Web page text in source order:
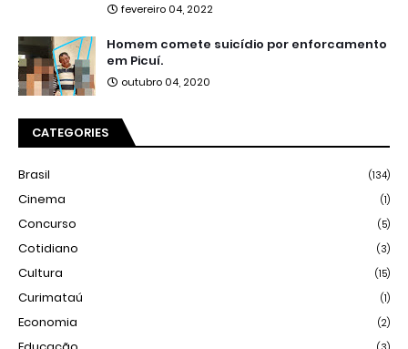
fevereiro 04, 2022
Homem comete suicídio por enforcamento
em Picuí.
outubro 04, 2020
CATEGORIES
Brasil (134)
Cinema (1)
Concurso (5)
Cotidiano (3)
Cultura (15)
Curimataú (1)
Economia (2)